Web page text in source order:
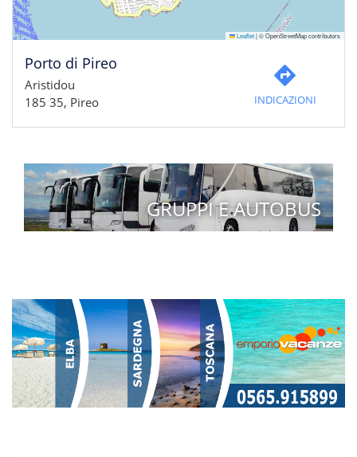
Leaflet|© OpenStreetMap contributors
Porto di Pireo
Aristidou
185 35, Pireo
INDICAZIONI
GRUPPI E AUTOBUS